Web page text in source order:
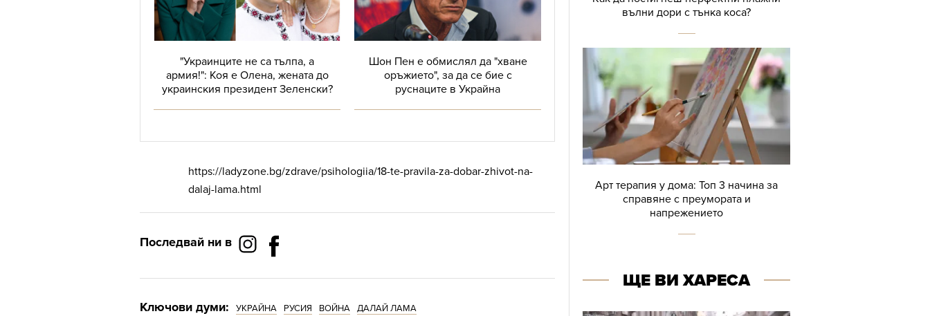
"Украинците не са тълпа, а
армия!": Коя е Олена, жената до
украинския президент Зеленски?
Шон Пен е обмислял да "хване
оръжието", за да се бие с
руснаците в Украйна
https://ladyzone.bg/zdrave/psihologiia/18-te-pravila-za-dobar-zhivot-na-
dalaj-lama.html
Последвай ни в
Ключови думи: УКРАЙНА РУСИЯ ВОЙНА ДАЛАЙ ЛАМА
вълни дори с тънка коса?
Арт терапия у дома: Топ 3 начина за
справяне с преумората и
напрежението
ЩЕ ВИ ХАРЕСА